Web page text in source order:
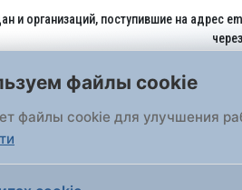
и организаций, поступившие на адрес
через
защищены 2026 Внутригородское
файлы cookie
файлы cookie для улучшения